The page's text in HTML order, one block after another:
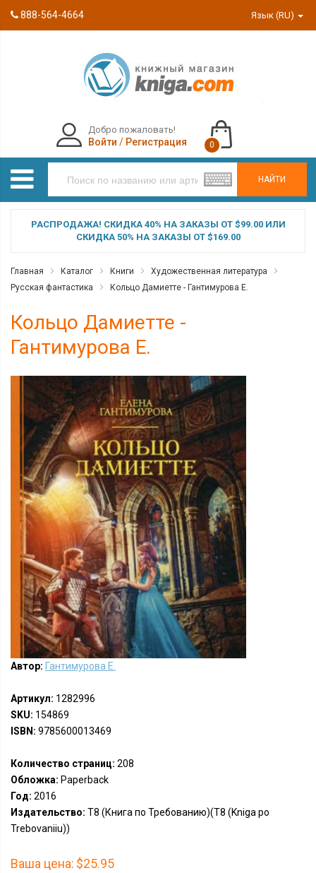
888-564-4664 Язык (RU)
НАЙТИ
Добро пожаловать!
Войти / Регистрация 0
РАСПРОДАЖА! СКИДКА 40% НА ЗАКАЗЫ ОТ $99.00 ИЛИ
СКИДКА 50% НА ЗАКАЗЫ ОТ $169.00
Главная Каталог Книги
Художественная литература
Русская фантастика
Кольцо Дамиетте - Гантимурова Е.
Кольцо Дамиетте -
Гантимурова Е.
Автор: Гантимурова Е.
Артикул: 1282996
SKU: 154869
ISBN: 9785600013469
Количество страниц: 208
Обложка: Paperback
Год: 2016
Издательство: Т8 (Книга по Требованию)(T8 (Kniga po
Trebovaniiu))
Ваша цена: $25.95